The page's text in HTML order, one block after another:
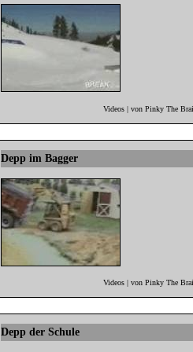
Videos | von Pinky The
Depp im Bagger
Videos | von Pinky The
Depp der Schule